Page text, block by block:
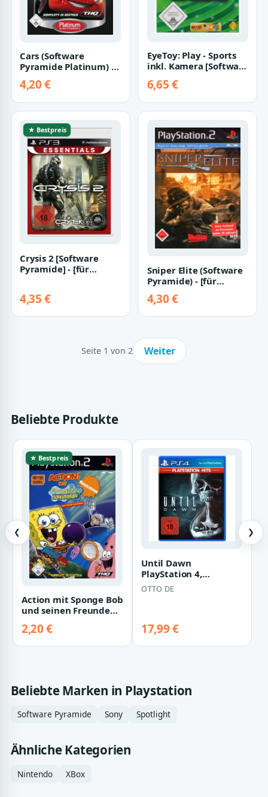
Cars (Software
Pyramide Platinum) -
[für PlayStation 2]
4,20 €
EyeToy: Play - Sports
inkl. Kamera [Software
6,65 €
★ Bestpreis
Crysis 2 [Software
Pyramide] - [für
4,35 €
Sniper Elite (Software
Pyramide) - [für
4,30 €
Seite 1 von 2 Weiter
Beliebte Produkte
❮
★ Bestpreis
Action mit Sponge Bob
und seinen Freunden
2,20 €
Until Dawn
PlayStation 4,
Software Pyramide
OTTO DE
17,99 €
❯
Beliebte Marken in Playstation
Software Pyramide Sony Spotlight
Ähnliche Kategorien
Nintendo XBox